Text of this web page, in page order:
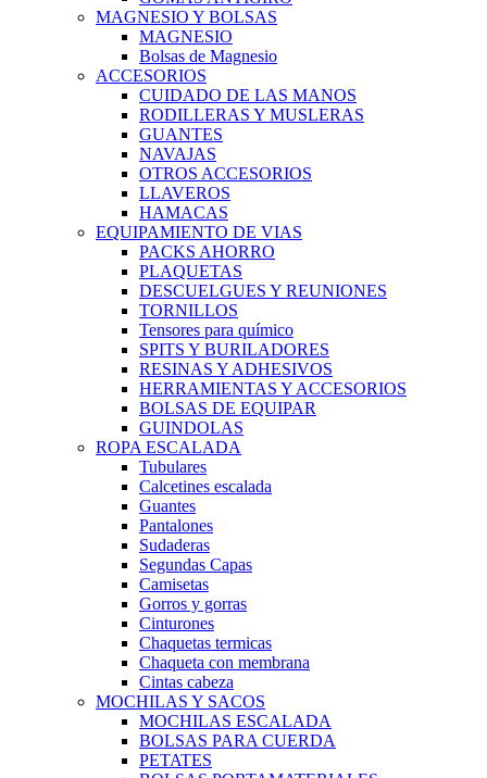
MAGNESIO Y BOLSAS
MAGNESIO
Bolsas de Magnesio
ACCESORIOS
CUIDADO DE LAS MANOS
RODILLERAS Y MUSLERAS
GUANTES
NAVAJAS
OTROS ACCESORIOS
LLAVEROS
HAMACAS
EQUIPAMIENTO DE VIAS
PACKS AHORRO
PLAQUETAS
DESCUELGUES Y REUNIONES
TORNILLOS
Tensores para químico
SPITS Y BURILADORES
RESINAS Y ADHESIVOS
HERRAMIENTAS Y ACCESORIOS
BOLSAS DE EQUIPAR
GUINDOLAS
ROPA ESCALADA
Tubulares
Calcetines escalada
Guantes
Pantalones
Sudaderas
Segundas Capas
Camisetas
Gorros y gorras
Cinturones
Chaquetas termicas
Chaqueta con membrana
Cintas cabeza
MOCHILAS Y SACOS
MOCHILAS ESCALADA
BOLSAS PARA CUERDA
PETATES